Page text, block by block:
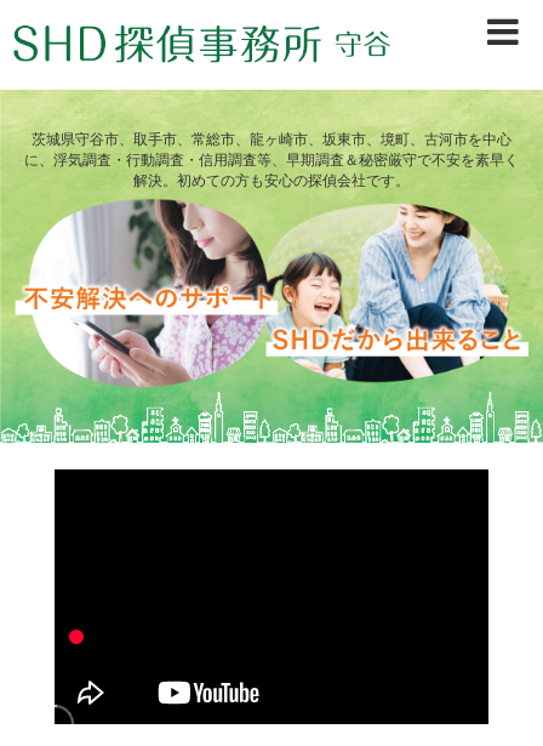
茨城県守谷市、取手市、常総市、龍ヶ崎市、坂東市、境町、古河市を中心
に、浮気調査・行動調査・信用調査等、早期調査＆秘密厳守で不安を素早く
解決。初めての方も安心の探偵会社です。